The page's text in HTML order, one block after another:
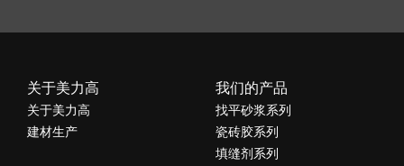
关于美力高
关于美力高
建材生产
我们的产品
找平砂浆系列
瓷砖胶系列
填缝剂系列